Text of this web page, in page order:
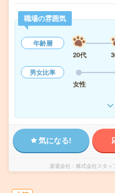
職場の雰囲気
年齢層
20代
男女比率
女性
気になる!
派遣会社 株式会社スタッ